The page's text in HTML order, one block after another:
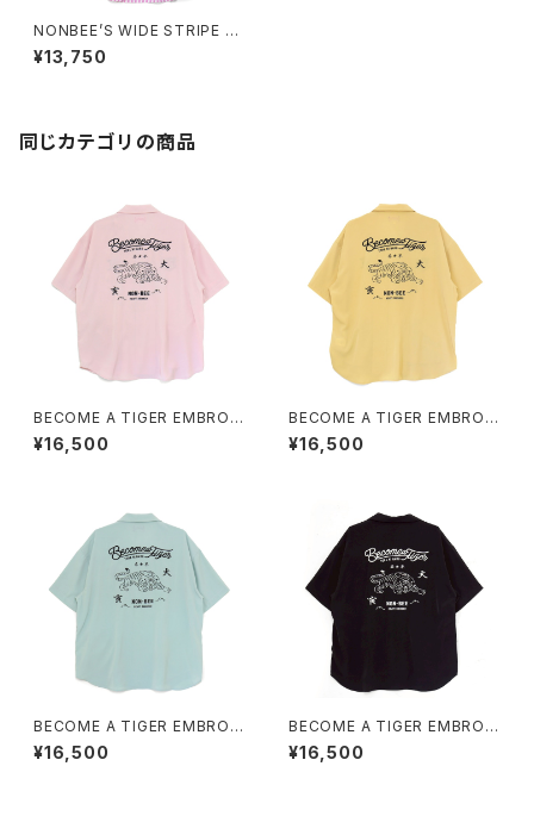
NONBEE’S WIDE STRIPE S
HIRT “GIVE ME A DRINK” pi
nk
¥13,750
同じカテゴリの商品
BECOME A TIGER EMBROI
DERED HALFSLEEVE SHIRT
S light-pink
¥16,500
BECOME A TIGER EMBROI
DERED HALFSLEEVE SHIRT
S light-yellow
¥16,500
BECOME A TIGER EMBROI
DERED HALFSLEEVE SHIRT
S light-blue
¥16,500
BECOME A TIGER EMBROI
DERED HALFSLEEVE SHIRT
S black
¥16,500